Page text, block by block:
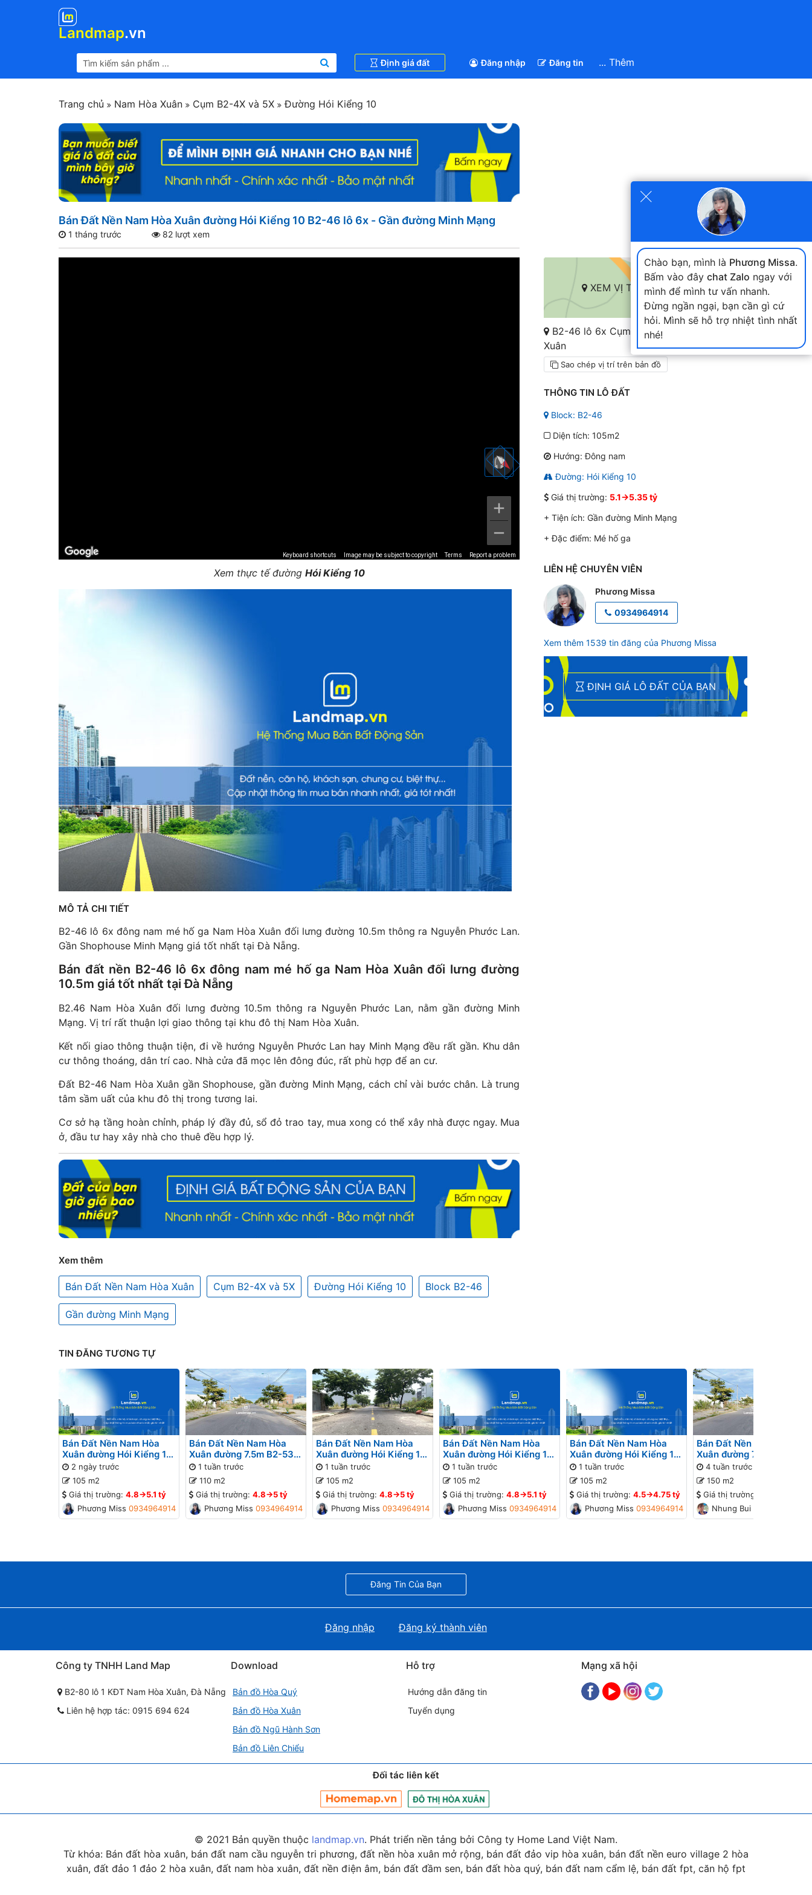
Landmap.vn
Định giá đất Đăng nhập Đăng tin ... Thêm
Trang chủ Nam Hòa Xuân Cụm B2-4X và 5X Đường Hói Kiểng 10
Bán Đất Nền Nam Hòa Xuân đường Hói Kiểng 10 B2-46 lô 6x - Gần đường Minh Mạng
1 tháng trước 82 lượt xem
Keyboard shortcuts Image may be subject to copyright Terms Report a problem
Xem thực tế đường Hói Kiểng 10
MÔ TẢ CHI TIẾT
B2-46 lô 6x đông nam mé hố ga Nam Hòa Xuân đối lưng đường 10.5m thông ra Nguyễn Phước Lan.
Gần Shophouse Minh Mạng giá tốt nhất tại Đà Nẵng.
Bán đất nền B2-46 lô 6x đông nam mé hố ga Nam Hòa Xuân đối lưng đường
10.5m giá tốt nhất tại Đà Nẵng
B2.46 Nam Hòa Xuân đối lưng đường 10.5m thông ra Nguyễn Phước Lan, nằm gần đường Minh
Mạng. Vị trí rất thuận lợi giao thông tại khu đô thị Nam Hòa Xuân.
Kết nối giao thông thuận tiện, đi về hướng Nguyễn Phước Lan hay Minh Mạng đều rất gần. Khu dân
cư thông thoáng, dân trí cao. Nhà cửa đã mọc lên đông đúc, rất phù hợp để an cư.
Đất B2-46 Nam Hòa Xuân gần Shophouse, gần đường Minh Mạng, cách chỉ vài bước chân. Là trung
tâm sầm uất của khu đô thị trong tương lai.
Cơ sở hạ tầng hoàn chỉnh, pháp lý đầy đủ, sổ đỏ trao tay, mua xong có thể xây nhà được ngay. Mua
ở, đầu tư hay xây nhà cho thuê đều hợp lý.
XEM VỊ TRÍ TRÊN BẢN ĐỒ
B2-46 lô 6x Cụm B2-4X và 5X Nam Hòa
Xuân
Sao chép vị trí trên bản đồ
THÔNG TIN LÔ ĐẤT
Block: B2-46
Diện tích: 105m2
Hướng: Đông nam
Đường: Hói Kiểng 10
Giá thị trường: 5.1->5.35 tỷ
+ Tiện ích: Gần đường Minh Mạng
+ Đặc điểm: Mé hố ga
LIÊN HỆ CHUYÊN VIÊN
Phương Missa
0934964914
Xem thêm 1539 tin đăng của Phương Missa
ĐỊNH GIÁ LÔ ĐẤT CỦA BẠN
Xem thêm
Bán Đất Nền Nam Hòa Xuân Cụm B2-4X và 5X Đường Hói Kiểng 10 Block B2-46
Gần đường Minh Mạng
TIN ĐĂNG TƯƠNG TỰ
Bán Đất Nền Nam Hòa
Xuân đường Hói Kiểng 12
B2-43 lô 2x - Gần đường
Minh Mạng
2 ngày trước
105 m2
Giá thị trường: 4.8->5.1 tỷ
Phương Missa0934964914
Bán Đất Nền Nam Hòa
Xuân đường 7.5m B2-53
lô 3x - Gần sông Đô Tỏa
1 tuần trước
110 m2
Giá thị trường: 4.8->5 tỷ
Phương Missa0934964914
Bán Đất Nền Nam Hòa
Xuân đường Hói Kiểng 11
B2-44 lô 2x - Gần đường
Minh Mạng
1 tuần trước
105 m2
Giá thị trường: 4.8->5 tỷ
Phương Missa0934964914
Bán Đất Nền Nam Hòa
Xuân đường Hói Kiểng 12
B2-43 lô 2x - Gần đường
Minh Mạng
1 tuần trước
105 m2
Giá thị trường: 4.8->5.1 tỷ
Phương Missa0934964914
Bán Đất Nền Nam Hòa
Xuân đường Hói Kiểng 19
B2-58 lô 4x - Gần đường
Minh Mạng, Gần Sông
1 tuần trước
105 m2
Giá thị trường: 4.5->4.75 tỷ
Phương Missa0934964914
Bán Đất Nền Nam Hòa
Xuân đường 7.5m B2-11 lô
x - Đường thông, Gần
đường Minh Mạng, Gần
Sông
4 tuần trước
150 m2
Giá thị trường:
Nhung Bui
×
Chào bạn, mình là Phương Missa.
Bấm vào đây chat Zalo ngay với
mình để mình tư vấn nhanh.
Đừng ngần ngại, bạn cần gì cứ
hỏi. Mình sẽ hỗ trợ nhiệt tình nhất
nhé!
Đăng Tin Của Bạn
Đăng nhập Đăng ký thành viên
Công ty TNHH Land Map
B2-80 lô 1 KĐT Nam Hòa Xuân, Đà Nẵng
Liên hệ hợp tác: 0915 694 624
Download
Bản đồ Hòa Quý
Bản đồ Hòa Xuân
Bản đồ Ngũ Hành Sơn
Bản đồ Liên Chiểu
Hỗ trợ
Hướng dẫn đăng tin
Tuyển dụng
Mạng xã hội
Đối tác liên kết
© 2021 Bản quyền thuộc landmap.vn. Phát triển nền tảng bởi Công ty Home Land Việt Nam.
Từ khóa: Bán đất hòa xuân, bán đất nam cầu nguyễn tri phương, đất nền hòa xuân mở rộng, bán đất đảo vip hòa xuân, bán đất nền euro village 2 hòa
xuân, đất đảo 1 đảo 2 hòa xuân, đất nam hòa xuân, đất nền điện âm, bán đất đầm sen, bán đất hòa quý, bán đất nam cẩm lệ, bán đất fpt, căn hộ fpt